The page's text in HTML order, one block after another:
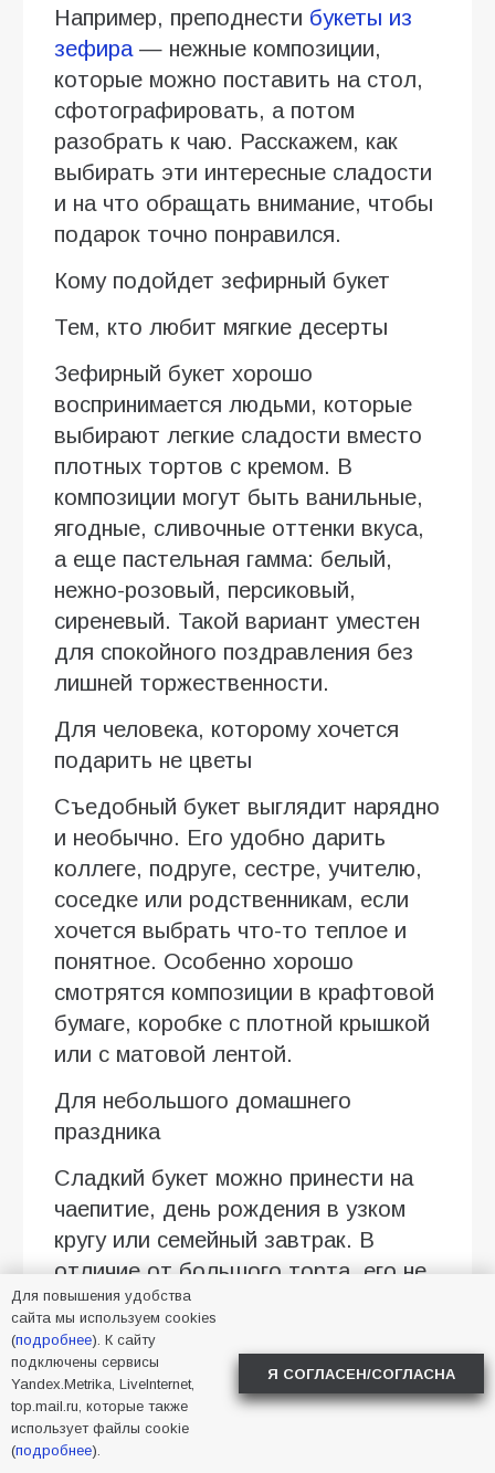
Например, преподнести букеты из
зефира— нежные композиции,
которые можно поставить на стол,
сфотографировать, а потом
разобрать к чаю. Расскажем, как
выбирать эти интересные сладости
и на что обращать внимание, чтобы
подарок точно понравился.
Кому подойдет зефирный букет
Тем, кто любит мягкие десерты
Зефирный букет хорошо
воспринимается людьми, которые
выбирают легкие сладости вместо
плотных тортов с кремом. В
композиции могут быть ванильные,
ягодные, сливочные оттенки вкуса,
а еще пастельная гамма: белый,
нежно-розовый, персиковый,
сиреневый. Такой вариант уместен
для спокойного поздравления без
лишней торжественности.
Для человека, которому хочется
подарить не цветы
Съедобный букет выглядит нарядно
и необычно. Его удобно дарить
коллеге, подруге, сестре, учителю,
соседке или родственникам, если
хочется выбрать что-то теплое и
понятное. Особенно хорошо
смотрятся композиции в крафтовой
бумаге, коробке с плотной крышкой
или с матовой лентой.
Для небольшого домашнего
праздника
Сладкий букет можно принести на
чаепитие, день рождения в узком
кругу или семейный завтрак. В
отличие от большого торта, его не
нужно резать и раскладывать по
тарелкам: зефирные цветы,
маршмеллоу, безе или ягоды в
декоре легко разобрать на порции.
Это удобно, когда подарок должен
стать частью стола, а не отдельным
Для повышения удобства
сайта мы используем cookies
(подробнее). К сайту
подключены сервисы
Yandex.Metrika, LiveInternet,
top.mail.ru, которые также
использует файлы cookie
(подробнее).
Я СОГЛАСЕН/СОГЛАСНА